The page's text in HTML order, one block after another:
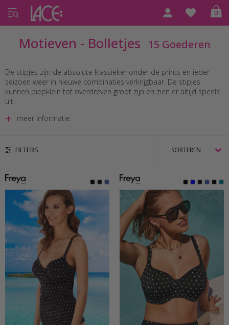
0
Home Motieven - Bolletjes
Motieven - Bolletjes 15 Goederen
De stipjes zijn de absolute klassieker onder de prints en ieder
seizoen weer in nieuwe combinaties verkrijgbaar. De stipjes
kunnen piepklein tot overdreven groot zijn en zien er altijd speels
uit.
meer informatie
FILTERS